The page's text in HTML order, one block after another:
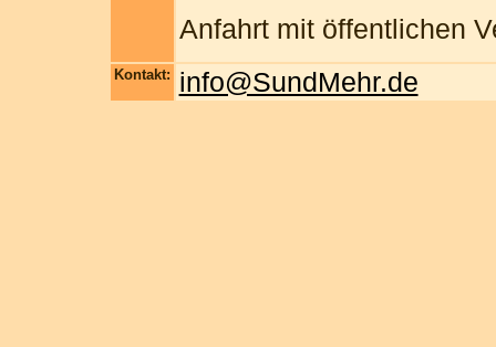
Anfahrt mit öffentlichen
Kontakt: info@SundMehr.de